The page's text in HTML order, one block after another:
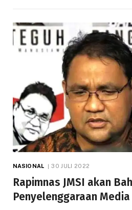
NASIONAL 30 JULI 2022
Rapimnas JMSI akan
Penyelenggaraan